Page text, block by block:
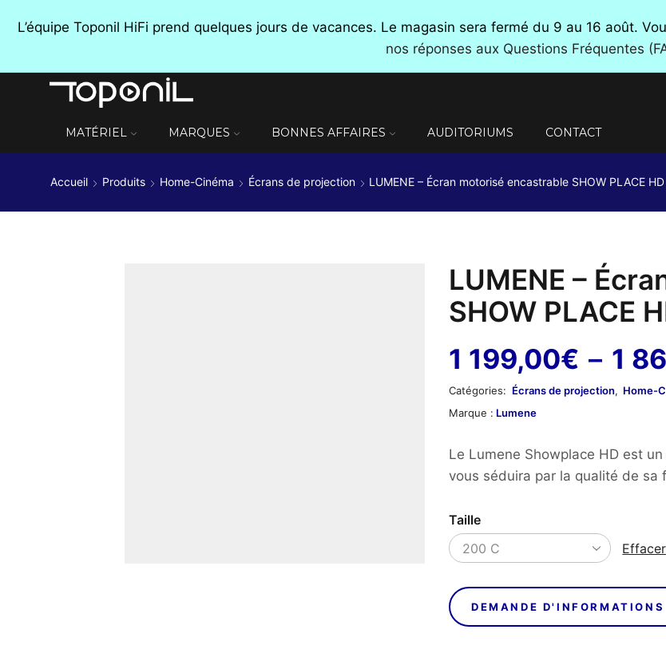
L’équipe Toponil HiFi prend quelques jours de vacances. Le magasin sera fermé du 9 au 16 août.
nos réponses aux Questions Fréquentes
MATÉRIEL MARQUES BONNES AFFAIRES AUDITORIUMS CONTACT
Accueil Produits Home-Cinéma Écrans de projection LUMENE – Écran motorisé encastrable SHOW PLACE
LUMENE –
SHOW PLACE
1 199,00€ – 1
Catégories: Écrans de projection, Home-
Marque : Lumene
Le Lumene Showplace HD est
vous séduira par la qualité de sa
Taille
Effacer
DEMANDE D'INFORMATIONS